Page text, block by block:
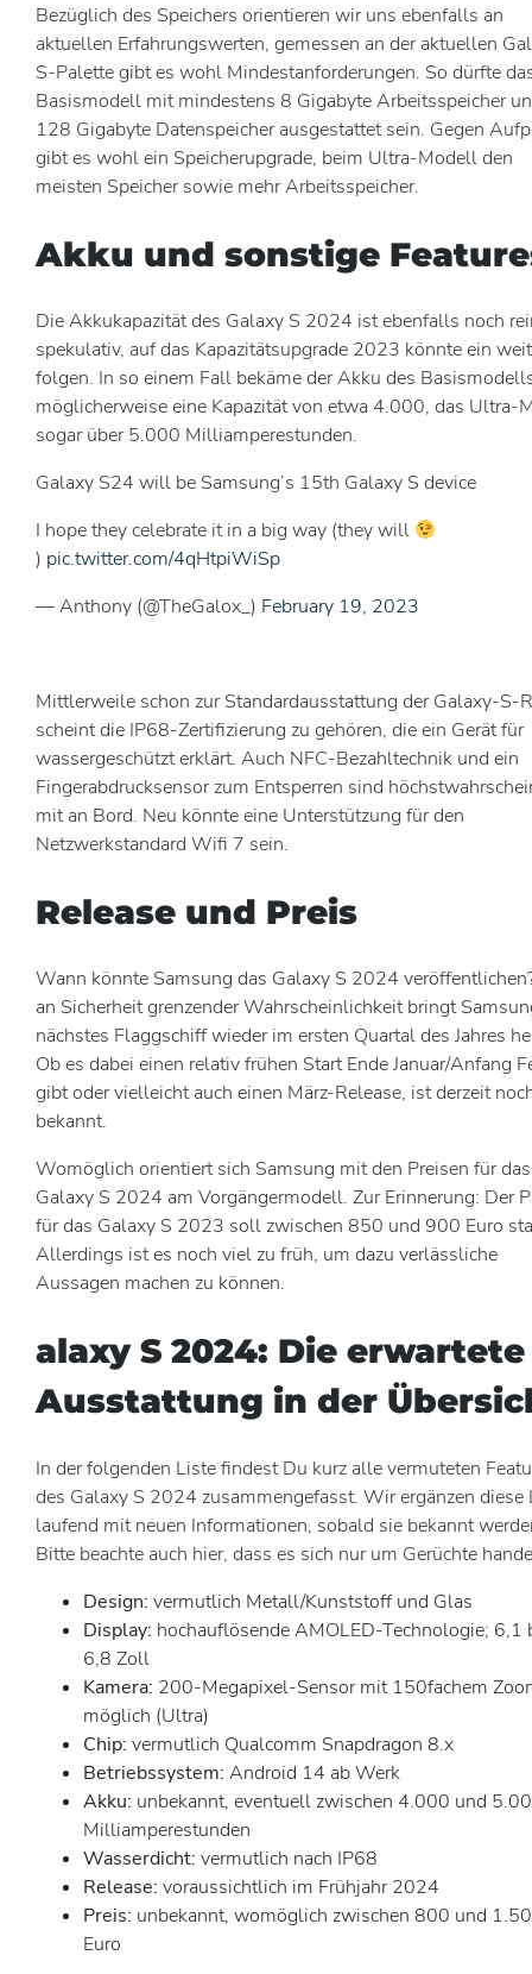
Bezüglich des Speichers orientieren wir uns ebenfalls an
aktuellen Erfahrungswerten, gemessen an der aktuellen
S-Palette gibt es wohl Mindestanforderungen. So dürfte
Basismodell mit mindestens 8 Gigabyte Arbeitsspeicher
128 Gigabyte Datenspeicher ausgestattet sein. Gegen
gibt es wohl ein Speicherupgrade, beim Ultra-Modell den
meisten Speicher sowie mehr Arbeitsspeicher.
Akku und sonstige
Die Akkukapazität des Galaxy S 2024 ist ebenfalls noch
spekulativ, auf das Kapazitätsupgrade 2023 könnte ein
folgen. In so einem Fall bekäme der Akku des
möglicherweise eine Kapazität von etwa 4.000, das Ultra-
sogar über 5.000 Milliamperestunden.
Galaxy S24 will be Samsung’s 15th Galaxy S device
I hope they celebrate it in a big way (they will
) pic.twitter.com/4qHtpiWiSp
— Anthony (@TheGalox_) February 19, 2023
Mittlerweile schon zur Standardausstattung der Galaxy-S-
scheint die IP68-Zertifizierung zu gehören, die ein Gerät für
wassergeschützt erklärt. Auch NFC-Bezahltechnik und ein
Fingerabdrucksensor zum Entsperren sind
mit an Bord. Neu könnte eine Unterstützung für den
Netzwerkstandard Wifi 7 sein.
Release und Preis
Wann könnte Samsung das Galaxy S 2024
an Sicherheit grenzender Wahrscheinlichkeit bringt
nächstes Flaggschiff wieder im ersten Quartal des Jahres
Ob es dabei einen relativ frühen Start Ende Januar/Anfang
gibt oder vielleicht auch einen März-Release, ist derzeit
bekannt.
Womöglich orientiert sich Samsung mit den Preisen für das
Galaxy S 2024 am Vorgängermodell. Zur Erinnerung: Der
für das Galaxy S 2023 soll zwischen 850 und 900 Euro
Allerdings ist es noch viel zu früh, um dazu verlässliche
Aussagen machen zu können.
alaxy S 2024: Die erwartete
Ausstattung in der
In der folgenden Liste findest Du kurz alle vermuteten
des Galaxy S 2024 zusammengefasst. Wir ergänzen diese
laufend mit neuen Informationen, sobald sie bekannt
Bitte beachte auch hier, dass es sich nur um Gerüchte
Design: vermutlich Metall/Kunststoff und Glas
Display: hochauflösende AMOLED-Technologie; 6,1
6,8 Zoll
Kamera: 200-Megapixel-Sensor mit 150fachem
möglich (Ultra)
Chip: vermutlich Qualcomm Snapdragon 8.x
Betriebssystem: Android 14 ab Werk
Akku: unbekannt, eventuell zwischen 4.000 und
Milliamperestunden
Wasserdicht: vermutlich nach IP68
Release: voraussichtlich im Frühjahr 2024
Preis: unbekannt, womöglich zwischen 800 und
Euro